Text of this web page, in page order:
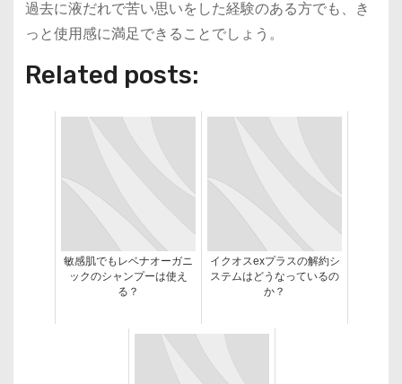
過去に液だれで苦い思いをした経験のある方でも、き
っと使用感に満足できることでしょう。
Related posts:
敏感肌でもレベナオーガニ
ックのシャンプーは使え
る？
イクオスexプラスの解約シ
ステムはどうなっているの
か？